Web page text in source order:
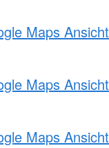
Maps Ansicht
Maps Ansicht
Maps Ansicht